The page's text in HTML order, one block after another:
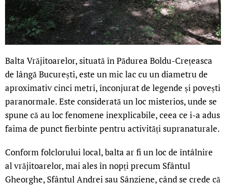
Balta Vrăjitoarelor, situată în Pădurea Boldu-Crețeasca
de lângă București, este un mic lac cu un diametru de
aproximativ cinci metri, înconjurat de legende și povești
paranormale. Este considerată un loc misterios, unde se
spune că au loc fenomene inexplicabile, ceea ce i-a adus
faima de punct fierbinte pentru activități supranaturale.
Conform folclorului local, balta ar fi un loc de întâlnire
al vrăjitoarelor, mai ales în nopți precum Sfântul
Gheorghe, Sfântul Andrei sau Sânziene, când se crede că